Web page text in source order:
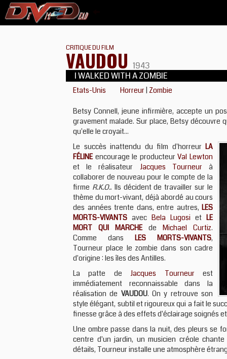
CRITIQUE DU FILM
VAUDOU 1943
I WALKED WITH A ZOMBIE
Etats-Unis Horreur Zombie
Betsy Connell, jeune infirmière, accepte un
gravement malade. Sur place, Betsy
qu'elle le croyait...
Le succès inattendu du film d'horreur LA
FÉLINEencourage le producteurVal Lewton
et le réalisateur Jacques Tourneur à
collaborer de nouveau pour le compte de la
firme R.K.O.. Ils décident de travailler sur le
thème du mort-vivant, déjà abordé au cours
des années trente dans, entre autres, LES
MORTS-VIVANTS avec Bela Lugosi et LE
MORT QUI MARCHEde Michael Curtiz.
Comme dans LES MORTS-VIVANTS,
Tourneur place le zombie dans son cadre
d'origine : les îles des Antilles.
La patte deJacques Tourneur est
immédiatement reconnaissable dans la
réalisation de VAUDOU. On y retrouve son
style élégant, subtil et rigoureux qui a fait le
finesse grâce à des effets d'éclairage soignés
Une ombre passe dans la nuit, des pleurs se
centre d'un jardin, un musicien créole
détails, Tourneur installe une atmosphère